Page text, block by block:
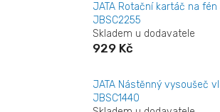
JATA Rotační kartáč na fén
JBSC2255
Skladem u dodavatele
929 Kč
JATA Nástěnný vysoušeč
JBSC1440